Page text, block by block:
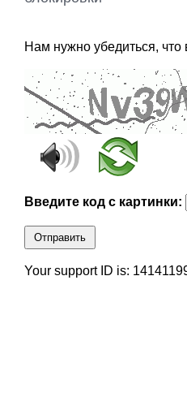
Нам нужно убедиться,
Введите код с картинки:
Отправить
Your support ID is: